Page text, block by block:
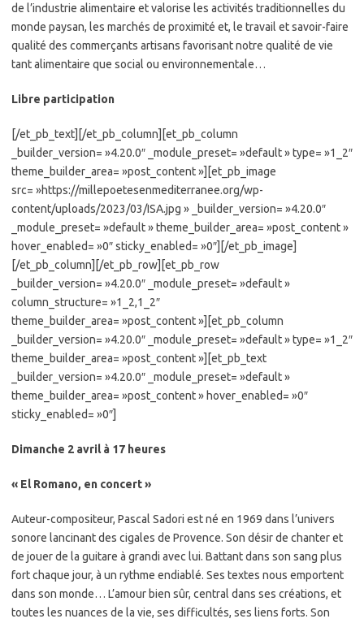
de l’industrie alimentaire et valorise les activités traditionnelles du
monde paysan, les marchés de proximité et, le travail et savoir-faire
qualité des commerçants artisans favorisant notre qualité de vie
tant alimentaire que social ou environnementale…
Libre participation
[/et_pb_text][/et_pb_column][et_pb_column
_builder_version= »4.20.0″ _module_preset= »default » type= »1_2″
theme_builder_area= »post_content »][et_pb_image
src= »https://millepoetesenmediterranee.org/wp-
content/uploads/2023/03/ISA.jpg » _builder_version= »4.20.0″
_module_preset= »default » theme_builder_area= »post_content »
hover_enabled= »0″ sticky_enabled= »0″][/et_pb_image]
[/et_pb_column][/et_pb_row][et_pb_row
_builder_version= »4.20.0″ _module_preset= »default »
column_structure= »1_2,1_2″
theme_builder_area= »post_content »][et_pb_column
_builder_version= »4.20.0″ _module_preset= »default » type= »1_2″
theme_builder_area= »post_content »][et_pb_text
_builder_version= »4.20.0″ _module_preset= »default »
theme_builder_area= »post_content » hover_enabled= »0″
sticky_enabled= »0″]
Dimanche 2 avril à 17 heures
« El Romano, en concert »
Auteur-compositeur, Pascal Sadori est né en 1969 dans l’univers
sonore lancinant des cigales de Provence. Son désir de chanter et
de jouer de la guitare à grandi avec lui. Battant dans son sang plus
fort chaque jour, à un rythme endiablé. Ses textes nous emportent
dans son monde… L’amour bien sûr, central dans ses créations, et
toutes les nuances de la vie, ses difficultés, ses liens forts. Son